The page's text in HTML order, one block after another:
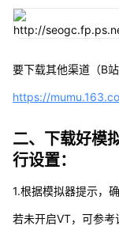
要下载其他渠道（B
https://
二、下载好模
行设置：
1.根据模拟器提示，
若未开启VT，可参考